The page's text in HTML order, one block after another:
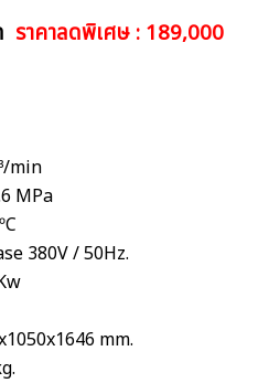
ราคาลดพิเศษ : 189,000
min
MPa
380V / 50Hz.
mm.